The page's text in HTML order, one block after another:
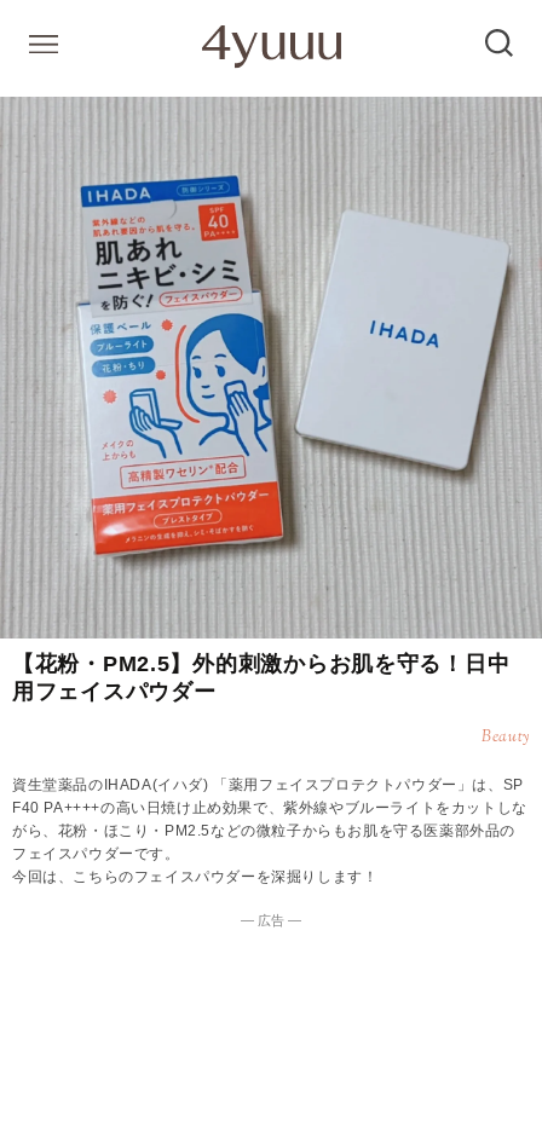
【花粉・PM2.5】外的刺激からお肌を守る！日中
用フェイスパウダー
Beauty
資生堂薬品のIHADA(イハダ) 「薬用フェイスプロテクトパウダー」は、SP
F40 PA++++の高い日焼け止め効果で、紫外線やブルーライトをカットしな
がら、花粉・ほこり・PM2.5などの微粒子からもお肌を守る医薬部外品の
フェイスパウダーです。
今回は、こちらのフェイスパウダーを深掘りします！
― 広告 ―